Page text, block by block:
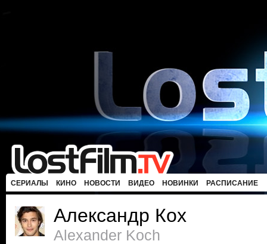
СЕРИАЛЫ КИНО НОВОСТИ ВИДЕО НОВИНКИ РАСПИСАНИЕ
Александр Кох
Alexander Koch